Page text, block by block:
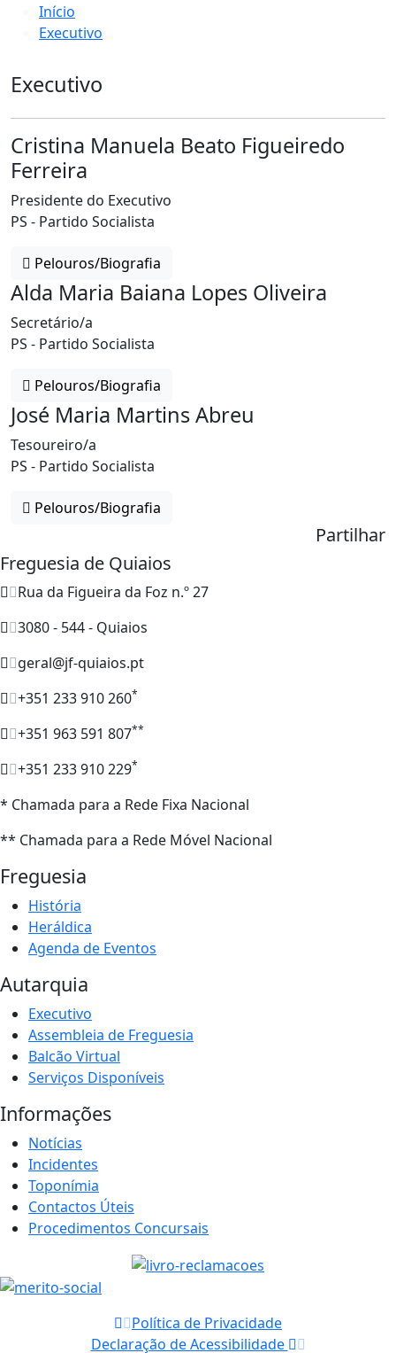
Início
Executivo
Executivo
Cristina Manuela Beato Figueiredo
Ferreira
Presidente do Executivo
PS - Partido Socialista
Pelouros/Biografia
Alda Maria Baiana Lopes Oliveira
Secretário/a
PS - Partido Socialista
Pelouros/Biografia
José Maria Martins Abreu
Tesoureiro/a
PS - Partido Socialista
Pelouros/Biografia
Partilhar
Freguesia de Quiaios
Rua da Figueira da Foz n.º 27
3080 - 544 - Quiaios
geral@jf-quiaios.pt
+351 233 910 260*
+351 963 591 807**
+351 233 910 229*
* Chamada para a Rede Fixa Nacional
** Chamada para a Rede Móvel Nacional
Freguesia
História
Heráldica
Agenda de Eventos
Autarquia
Executivo
Assembleia de Freguesia
Balcão Virtual
Serviços Disponíveis
Informações
Notícias
Incidentes
Toponímia
Contactos Úteis
Procedimentos Concursais
Política de Privacidade
Declaração de Acessibilidade